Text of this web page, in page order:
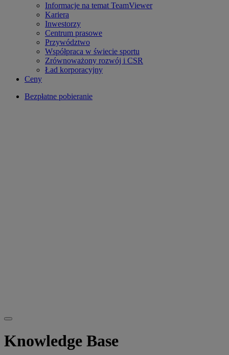
Informacje na temat TeamViewer
Kariera
Inwestorzy
Centrum prasowe
Przywództwo
Współpraca w świecie sportu
Zrównoważony rozwój i CSR
Ład korporacyjny
Ceny
Bezpłatne pobieranie
Knowledge Base